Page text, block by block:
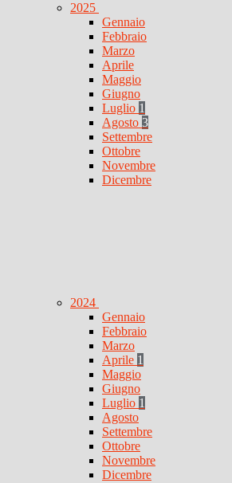
2025
Gennaio
Febbraio
Marzo
Aprile
Maggio
Giugno
Luglio 1
Agosto 3
Settembre
Ottobre
Novembre
Dicembre
2024
Gennaio
Febbraio
Marzo
Aprile 1
Maggio
Giugno
Luglio 1
Agosto
Settembre
Ottobre
Novembre
Dicembre